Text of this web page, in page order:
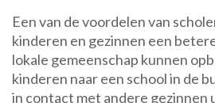
Een van de voordelen van
kinderen en gezinnen een
lokale gemeenschap kunnen
kinderen naar een school in de
in contact met andere gezinnen